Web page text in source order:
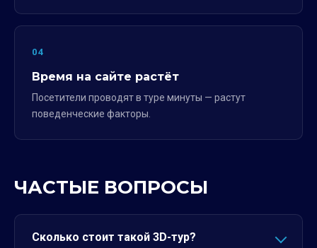
04
Время на сайте растёт
Посетители проводят в туре минуты — растут
поведенческие факторы.
ЧАСТЫЕ ВОПРОСЫ
Сколько стоит такой 3D-тур?